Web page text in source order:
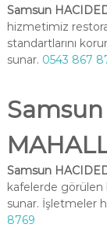
Samsun
hizmetimiz
standartlarını
sunar. 0543 867
Samsun
kafelerde görülen
sunar. İşletmeler
8769